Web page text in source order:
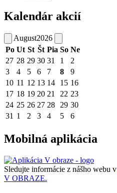
Kalendár akcií
August2026
Po Ut St Št Pia So Ne
27 28 29 30 31 1
2
3
4 5 6 7 8
9
10 11 12 13 14 15 16
17 18 19 20 21 22 23
24 25 26 27 28 29 30
31 1 2 3 4 5 6
Mobilná aplikácia
Sledujte informácie z nášho webu v
V OBRAZE.